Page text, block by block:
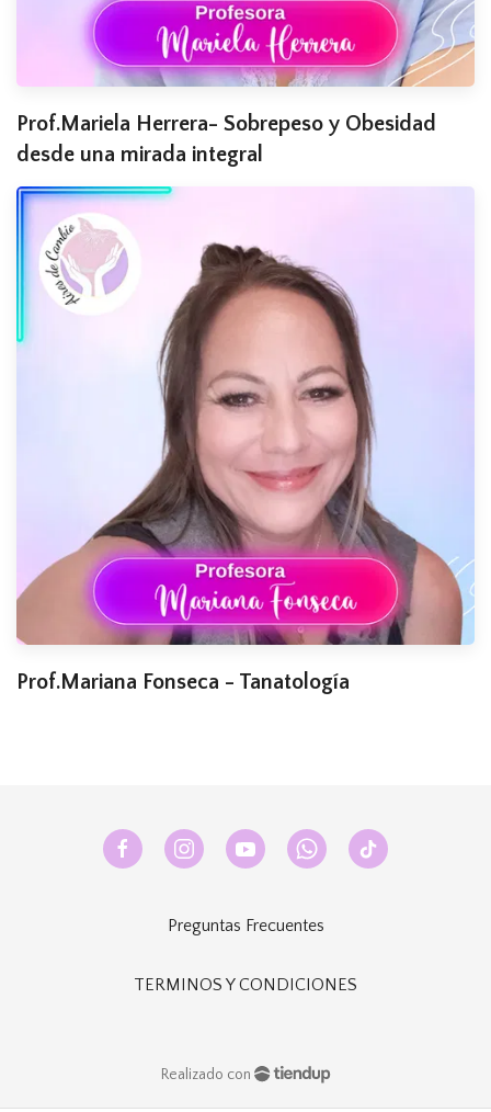
Prof.Mariela Herrera- Sobrepeso y Obesidad
desde una mirada integral
Prof.Mariana Fonseca - Tanatología
Preguntas Frecuentes
TERMINOS Y CONDICIONES
Realizado con